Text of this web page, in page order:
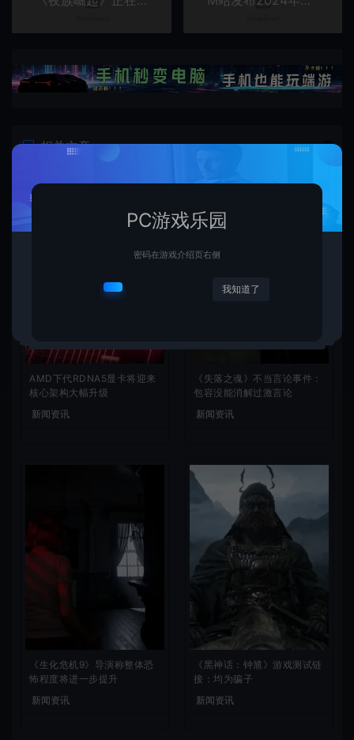
相关文章
AMD下代RDNA5显卡将迎来
核心架构大幅升级
新闻资讯
《失落之魂》不当言论事件：
包容没能消解过激言论
新闻资讯
《生化危机9》导演称整体恐
怖程度将进一步提升
新闻资讯
《黑神话：钟馗》游戏测试链
接：均为骗子
新闻资讯
PC游戏乐园
密码在游戏介绍页右侧
我知道了